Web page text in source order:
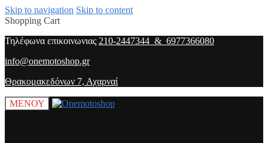
Skip to navigation Skip to content
Shopping Cart
Τηλέφωνα επικοινωνιας 210-2447344 & 6977366080
info@onemotoshop.gr
Θρακομακεδόνων 7, Αχαρναί
ΜΕΝΟΥ